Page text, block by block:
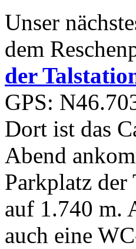
Unser
dem
der
GPS:
Dort ist das
Abend
Parkplatz
auf 1.740 m.
auch eine